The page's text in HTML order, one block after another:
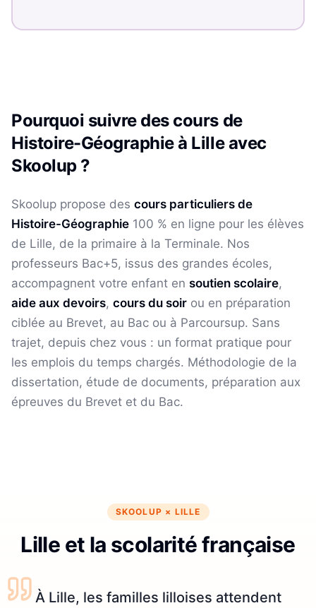
Pourquoi suivre des cours de
Histoire-Géographieà Lilleavec
Skoolup ?
Skoolup propose des cours particuliers de
Histoire-Géographie 100 % en ligne pour les élèves
de Lille, de la primaire à la Terminale. Nos
professeurs Bac+5, issus des grandes écoles,
accompagnent votre enfant en soutien scolaire,
aide aux devoirs, cours du soir ou en préparation
ciblée au Brevet, au Bac ou à Parcoursup. Sans
trajet, depuis chez vous : un format pratique pour
les emplois du temps chargés. Méthodologie de la
dissertation, étude de documents, préparation aux
épreuves du Brevet et du Bac.
SKOOLUP × LILLE
Lille et la scolarité française
À Lille, les familles lilloises attendent